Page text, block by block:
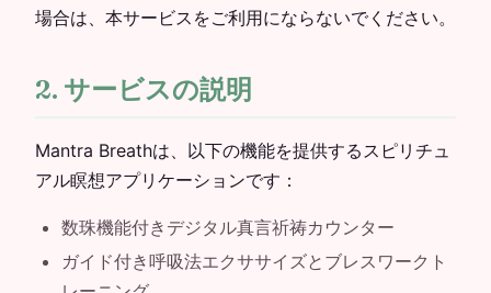
場合は、本サービスをご利用にならないでください。
2. サービスの説明
Mantra Breathは、以下の機能を提供するスピリチュ
アル瞑想アプリケーションです：
数珠機能付きデジタル真言祈祷カウンター
ガイド付き呼吸法エクササイズとブレスワークト